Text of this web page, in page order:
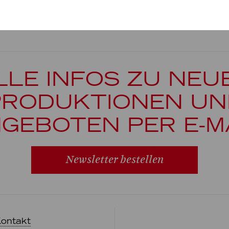
INFOS ZU
PER E-
Newsletter bestellen